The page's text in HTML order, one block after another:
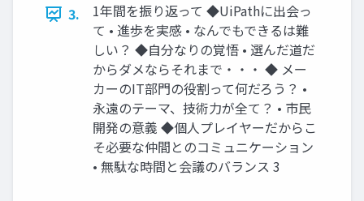
3.
1年間を振り返って ◆UiPathに出会っ
て • 進歩を実感 • なんでもできるは難
しい？ ◆自分なりの覚悟 • 選んだ道だ
からダメならそれまで・・・ ◆ メー
カーのIT部門の役割って何だろう？ •
永遠のテーマ、技術力が全て？ • 市民
開発の意義 ◆個人プレイヤーだからこ
そ必要な仲間とのコミュニケーション
• 無駄な時間と会議のバランス 3